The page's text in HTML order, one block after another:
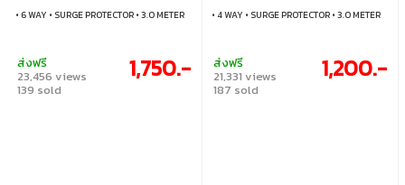
• 6 WAY • SURGE PROTECTOR • 3.0 METER
ส่งฟรี
23,456 views
139 sold
1,750.-
• 4 WAY • SURGE PROTECTOR • 3.0 METER
ส่งฟรี
21,331 views
187 sold
1,200.-